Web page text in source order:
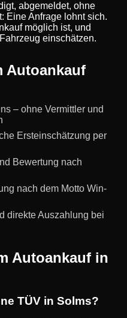
abgemeldet, ohne
Eine Anfrage lohnt sich.
möglich ist, und
einschätzen.
Autoankauf
– ohne Vermittler und
Ersteinschätzung per
Bewertung nach
nach dem Motto Win-
direkte Auszahlung bei
Autoankauf in
TÜV in Solms?